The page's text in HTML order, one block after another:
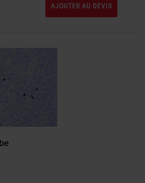
AJOUTER AU DEVIS